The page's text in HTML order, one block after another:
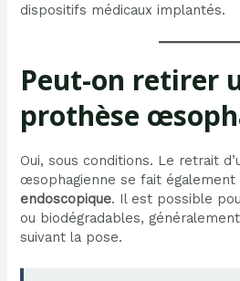
dispositifs médicaux implantés.
Peut-on retirer
prothèse
Oui, sous conditions. Le retrait
œsophagienne se fait
endoscopique. Il est possible
ou biodégradables,
suivant la pose.